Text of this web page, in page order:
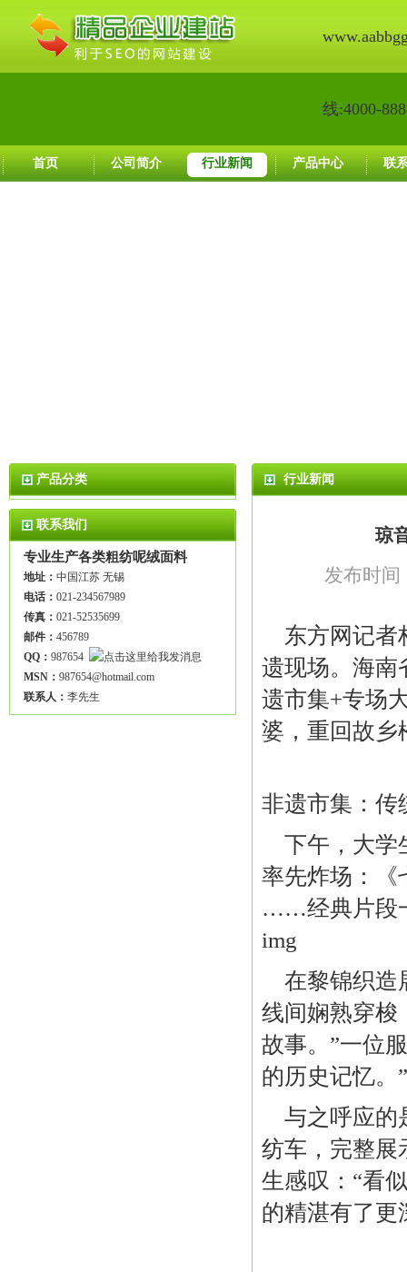
线:4000-
首页 公司简介 行业新闻 产品中心 联
产品分类
联系我们
专业生产各类粗纺呢绒面料
地址： 中国江苏 无锡
电话： 021-234567989
传真： 021-52535699
邮件： 456789
QQ： 987654
MSN： 987654@hotmail.com
联系人： 李先生
行业新闻
琼
发布时间
东方网记者
遗现场。海南
遗市集+专场
婆，重回故乡
非遗市集：传
下午，大学
率先炸场：《
……经典片段
img
在黎锦织造
线间娴熟穿梭
故事。”一位
的历史记忆。”
与之呼应的
纺车，完整展
生感叹：“看
的精湛有了更